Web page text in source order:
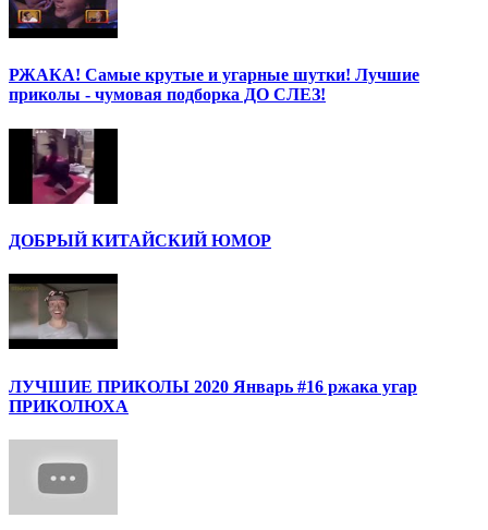
РЖАКА! Самые крутые и угарные шутки! Лучшие
приколы - чумовая подборка ДО СЛЕЗ!
ДОБРЫЙ КИТАЙСКИЙ ЮМОР
ЛУЧШИЕ ПРИКОЛЫ 2020 Январь #16 ржака угар
ПРИКОЛЮХА